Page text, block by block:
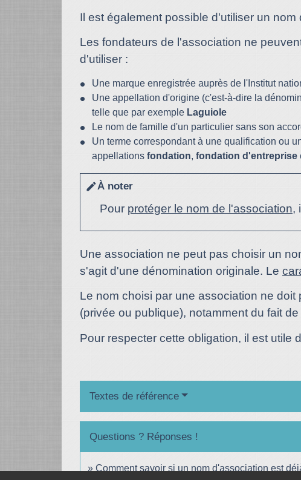
Il est également possible d'utiliser un nom
Les fondateurs de l'association ne
d'utiliser :
Une marque enregistrée auprès de l'Institut
Une appellation d'origine (c'est-à-dire la
telle que par exemple Laguiole
Le nom de famille d'un particulier sans son
Un terme correspondant à une qualification ou
appellations fondation, fondation d'entreprise
editÀ noter
Pour protéger le nom de l'association,
Une association ne peut pas choisir un
s'agit d'une dénomination originale. Le
Le nom choisi par une association ne
(privée ou publique), notamment du fait
Pour respecter cette obligation, il est utile
Textes de référence
Questions ? Réponses !
Comment savoir si un nom d'association est